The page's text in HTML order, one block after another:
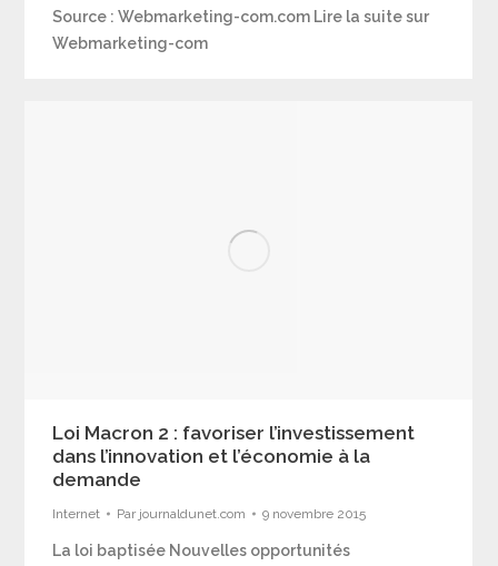
Source : Webmarketing-com.com Lire la suite sur
Webmarketing-com
Loi Macron 2 : favoriser l’investissement
dans l’innovation et l’économie à la
demande
Internet Par journaldunet.com 9 novembre 2015
La loi baptisée Nouvelles opportunités